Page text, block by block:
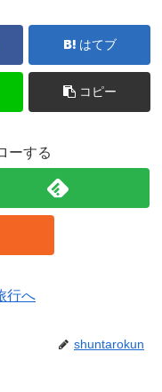
はてブ
コピー
ーする
shuntarokun